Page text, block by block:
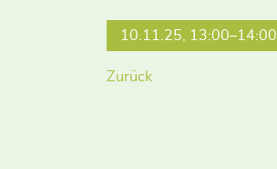
10.11.25, 13:00–14:00
Zurück